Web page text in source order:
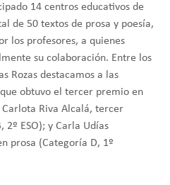
14 centros educativos de
de 50 textos de prosa y poesía,
los profesores, a quienes
su colaboración. Entre los
Rozas destacamos a las
obtuvo el tercer premio en
Carlota Riva Alcalá, tercer
ESO); y Carla Udías
prosa (Categoría D, 1º